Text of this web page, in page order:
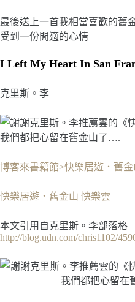
最後送上一首我相當喜歡的舊
受到一份閒適的心情
I Left My Heart In San
克里斯。李
博客來書籍館>快樂居遊．舊金
快樂居遊．舊金山 快樂雲
本文引用自克里斯。李部落格
http://blog.udn.com/chris1102/